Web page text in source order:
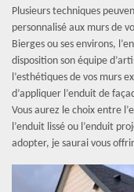
Plusieurs techniques
personnalisé aux murs de
Bierges ou ses environs,
disposition son équipe
l’esthétiques de vos murs
d’appliquer l’enduit de
Vous aurez le choix entre
l’enduit lissé ou l’enduit
adopter, je saurai vous